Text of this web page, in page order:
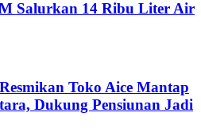
Salurkan 14 Ribu Liter Air
Toko Aice Mantap
Dukung Pensiunan Jadi